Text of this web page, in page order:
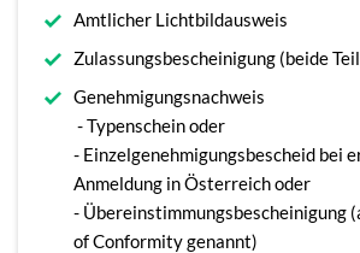
Amtlicher Lichtbildausweis
Zulassungsbescheinigung (beide
Genehmigungsnachweis
- Typenschein oder
- Einzelgenehmigungsbescheid bei
Anmeldung in Österreich oder
- Übereinstimmungsbescheinigung
of Conformity genannt)